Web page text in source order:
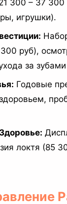
300 – 37
игрушки).
руб),
за
Годовые
локтя (85